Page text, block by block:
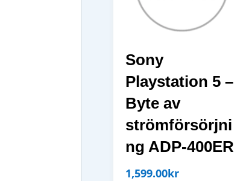
Sony
Playstation 5 –
Byte av
strömförsörjni
ng ADP-400ER
1,599.00kr